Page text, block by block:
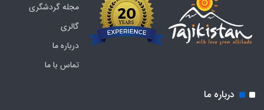
مجله گردشگری
گالری
درباره ما
تماس با ما
درباره ما